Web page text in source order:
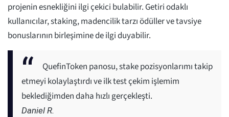
projenin esnekliğini ilgi çekici bulabilir. Getiri odaklı
kullanıcılar, staking, madencilik tarzı ödüller ve tavsiye
bonuslarının birleşimine de ilgi duyabilir.
QuefinToken panosu, stake pozisyonlarımı takip
etmeyi kolaylaştırdı ve ilk test çekim işlemim
beklediğimden daha hızlı gerçekleşti.
Daniel R.